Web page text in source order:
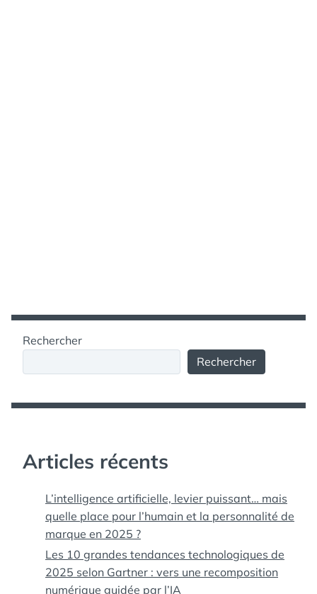
Rechercher
Rechercher
Articles récents
L’intelligence artificielle, levier puissant… mais
quelle place pour l’humain et la personnalité de
marque en 2025 ?
Les 10 grandes tendances technologiques de
2025 selon Gartner : vers une recomposition
numérique guidée par l’IA